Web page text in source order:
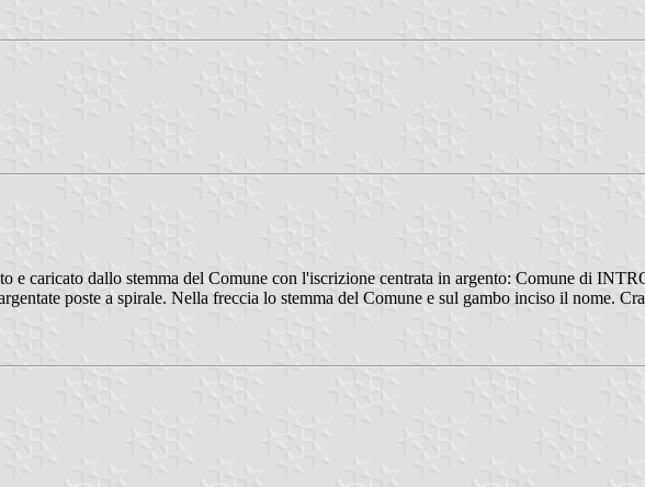
e caricato dallo stemma del Comune con l'iscrizione centrata in argento: Comune di
poste a spirale. Nella freccia lo stemma del Comune e sul gambo inciso il nome.